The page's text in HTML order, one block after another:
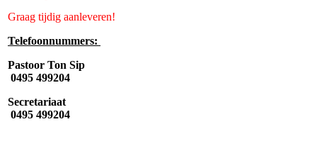
Graag tijdig aanleveren!
Telefoonnummers:
Pastoor Ton Sip
0495 499204
Secretariaat
0495 499204